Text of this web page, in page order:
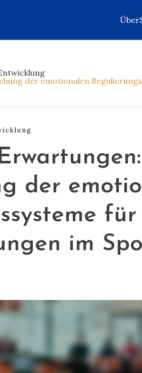
Über
der emotionalen
der
für
im